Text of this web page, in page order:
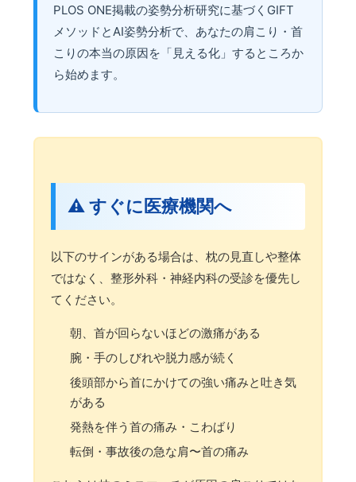
PLOS ONE掲載の姿勢分析研究に基づくGIFT
メソッドとAI姿勢分析で、あなたの肩こり・首
こりの本当の原因を「見える化」するところか
ら始めます。
⚠️ すぐに医療機関へ
以下のサインがある場合は、枕の見直しや整体
ではなく、整形外科・神経内科の受診を優先し
てください。
朝、首が回らないほどの激痛がある
腕・手のしびれや脱力感が続く
後頭部から首にかけての強い痛みと吐き気
がある
発熱を伴う首の痛み・こわばり
転倒・事故後の急な肩〜首の痛み